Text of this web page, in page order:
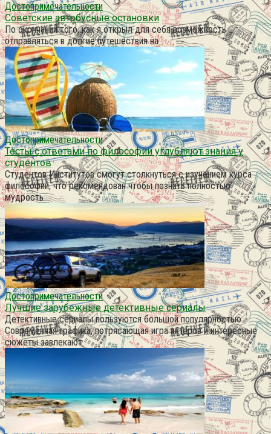
Достопримечательности
Советские автобусные остановки
По окончании того, как я открыл для себя возможность
отправляться в долгие путешествия на
Достопримечательности
Тесты с ответами по философии углубляют знания у
студентов
Студентов Институтов смогут столкнуться с изучением курса
философии, что рекомендован чтобы познать полностью
мудрость
Достопримечательности
Лучшие зарубежные детективные сериалы
Детективные сериалы пользуются большой популярностью.
Современная графика, потрясающая игра актеров и интересные
сюжеты завлекают